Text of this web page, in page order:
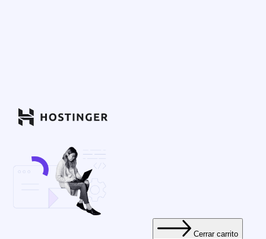
Cerrar carrito